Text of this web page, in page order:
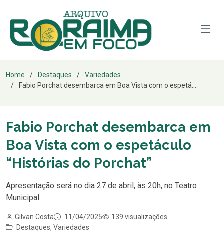
Home Destaques
Variedades
Fabio Porchat desembarca em Boa Vista com o espetá...
Fabio Porchat desembarca em
Boa Vista com o espetáculo
“Histórias do Porchat”
Apresentação será no dia 27 de abril, às 20h, no Teatro
Municipal.
Gilvan Costa 11/04/2025
139 visualizações
Destaques, Variedades